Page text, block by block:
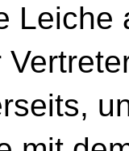
Leiche